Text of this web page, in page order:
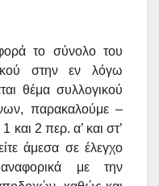
το σύνολο του
στην εν λόγω
θέμα συλλογικού
παρακαλούμε –
2 περ. α’ και στ’
άμεσα σε έλεγχο
με την